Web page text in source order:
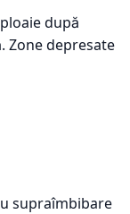
după
Zone depresate
supraîmbibare